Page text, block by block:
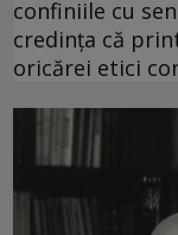
confiniile cu
credința că
oricărei etici